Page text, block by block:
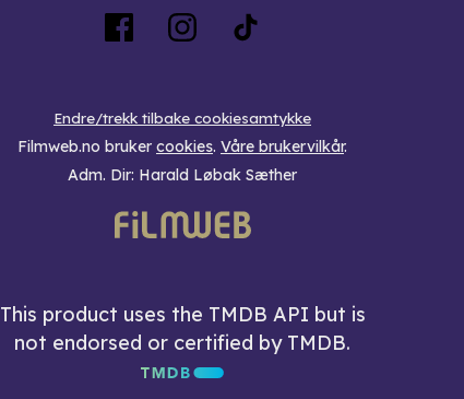
Endre/trekk tilbake cookiesamtykke
Filmweb.no bruker cookies. Våre brukervilkår.
Adm. Dir: Harald Løbak Sæther
This product uses the TMDB API but is
not endorsed or certified by TMDB.